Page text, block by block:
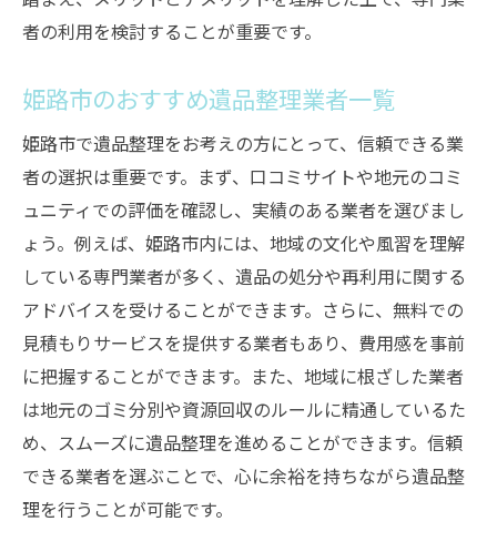
者の利用を検討することが重要です。
姫路市のおすすめ遺品整理業者一覧
姫路市で遺品整理をお考えの方にとって、信頼できる業
者の選択は重要です。まず、口コミサイトや地元のコミ
ュニティでの評価を確認し、実績のある業者を選びまし
ょう。例えば、姫路市内には、地域の文化や風習を理解
している専門業者が多く、遺品の処分や再利用に関する
アドバイスを受けることができます。さらに、無料での
見積もりサービスを提供する業者もあり、費用感を事前
に把握することができます。また、地域に根ざした業者
は地元のゴミ分別や資源回収のルールに精通しているた
め、スムーズに遺品整理を進めることができます。信頼
できる業者を選ぶことで、心に余裕を持ちながら遺品整
理を行うことが可能です。